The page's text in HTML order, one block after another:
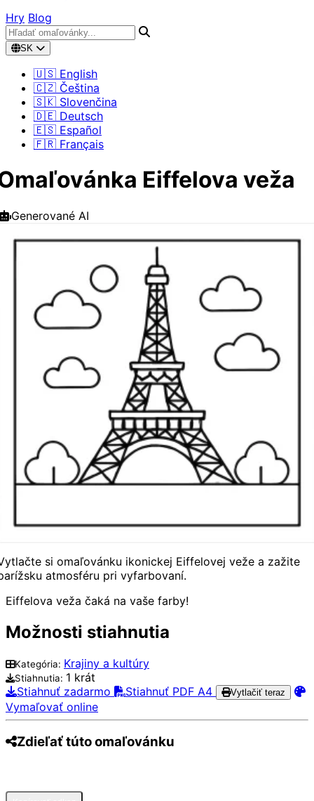
Hry Blog
SK
🇺🇸 English
🇨🇿 Čeština
🇸🇰 Slovenčina
🇩🇪 Deutsch
🇪🇸 Español
🇫🇷 Français
Eiffelova veža
Generované AI
si omaľovánku ikonickej Eiffelovej veže a zažite
atmosféru pri vyfarbovaní.
Eiffelova veža čaká na vaše farby!
Možnosti stiahnutia
Kategória: Krajiny a kultúry
Stiahnutia: 1 krát
Stiahnuť zadarmo
Stiahnuť PDF A4 Vytlačiť teraz
Vymaľovať online
Zdieľať túto omaľovánku